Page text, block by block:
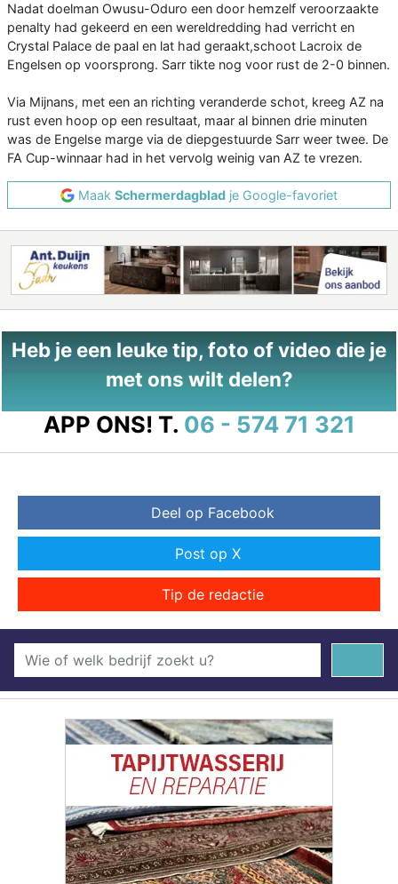
Nadat doelman Owusu-Oduro een door hemzelf veroorzaakte
penalty had gekeerd en een wereldredding had verricht en
Crystal Palace de paal en lat had geraakt,schoot Lacroix de
Engelsen op voorsprong. Sarr tikte nog voor rust de 2-0 binnen.
Via Mijnans, met een an richting veranderde schot, kreeg AZ na
rust even hoop op een resultaat, maar al binnen drie minuten
was de Engelse marge via de diepgestuurde Sarr weer twee. De
FA Cup-winnaar had in het vervolg weinig van AZ te vrezen.
Maak Schermerdagblad je Google-favoriet
Heb je een leuke tip, foto of video die je
met ons wilt delen?
APP ONS! T. 06 - 574 71 321
Deel op Facebook
Post op X
Tip de redactie